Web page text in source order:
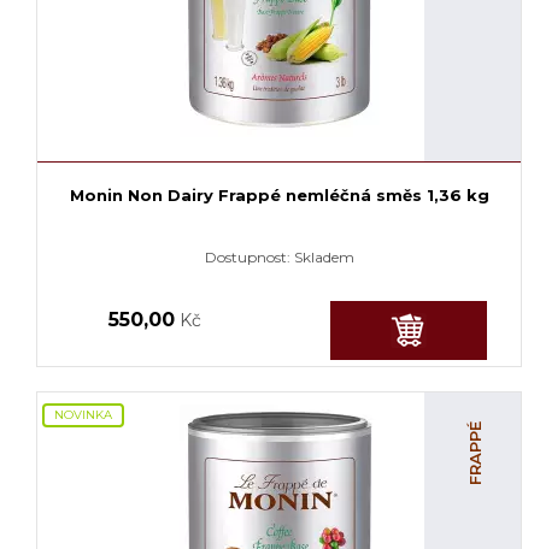
Monin Non Dairy Frappé nemléčná směs 1,36 kg
Dostupnost: Skladem
550,00 Kč
NOVINKA
FRAPPÉ